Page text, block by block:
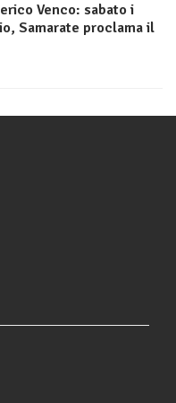
Venco: sabato i
Samarate proclama il